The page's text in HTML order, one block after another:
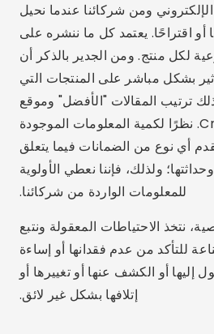
ومن شركائنا عندما نحيل
اقتراحًا. يعتمد كل ما ننشره على
لكل منتج. ومن الجدير بالذكر أن
بشكل مباشر على المنتجات التي
ترتيب المقالات "الأفضل" وموقع
المنتج على Crismob. نظرًا لكمية المعلومات الموجودة
أي نوع من الضمانات فيما يتعلق
ولذلك، فإننا نعطي الأولوية
للمعلومات الواردة من شركائنا.
نتخذ الاحتياطات المعقولة ونتبع
للتأكد من عدم فقدانها أو إساءة
إليها أو الكشف عنها أو تغييرها أو
إتلافها بشكل غير لائق.